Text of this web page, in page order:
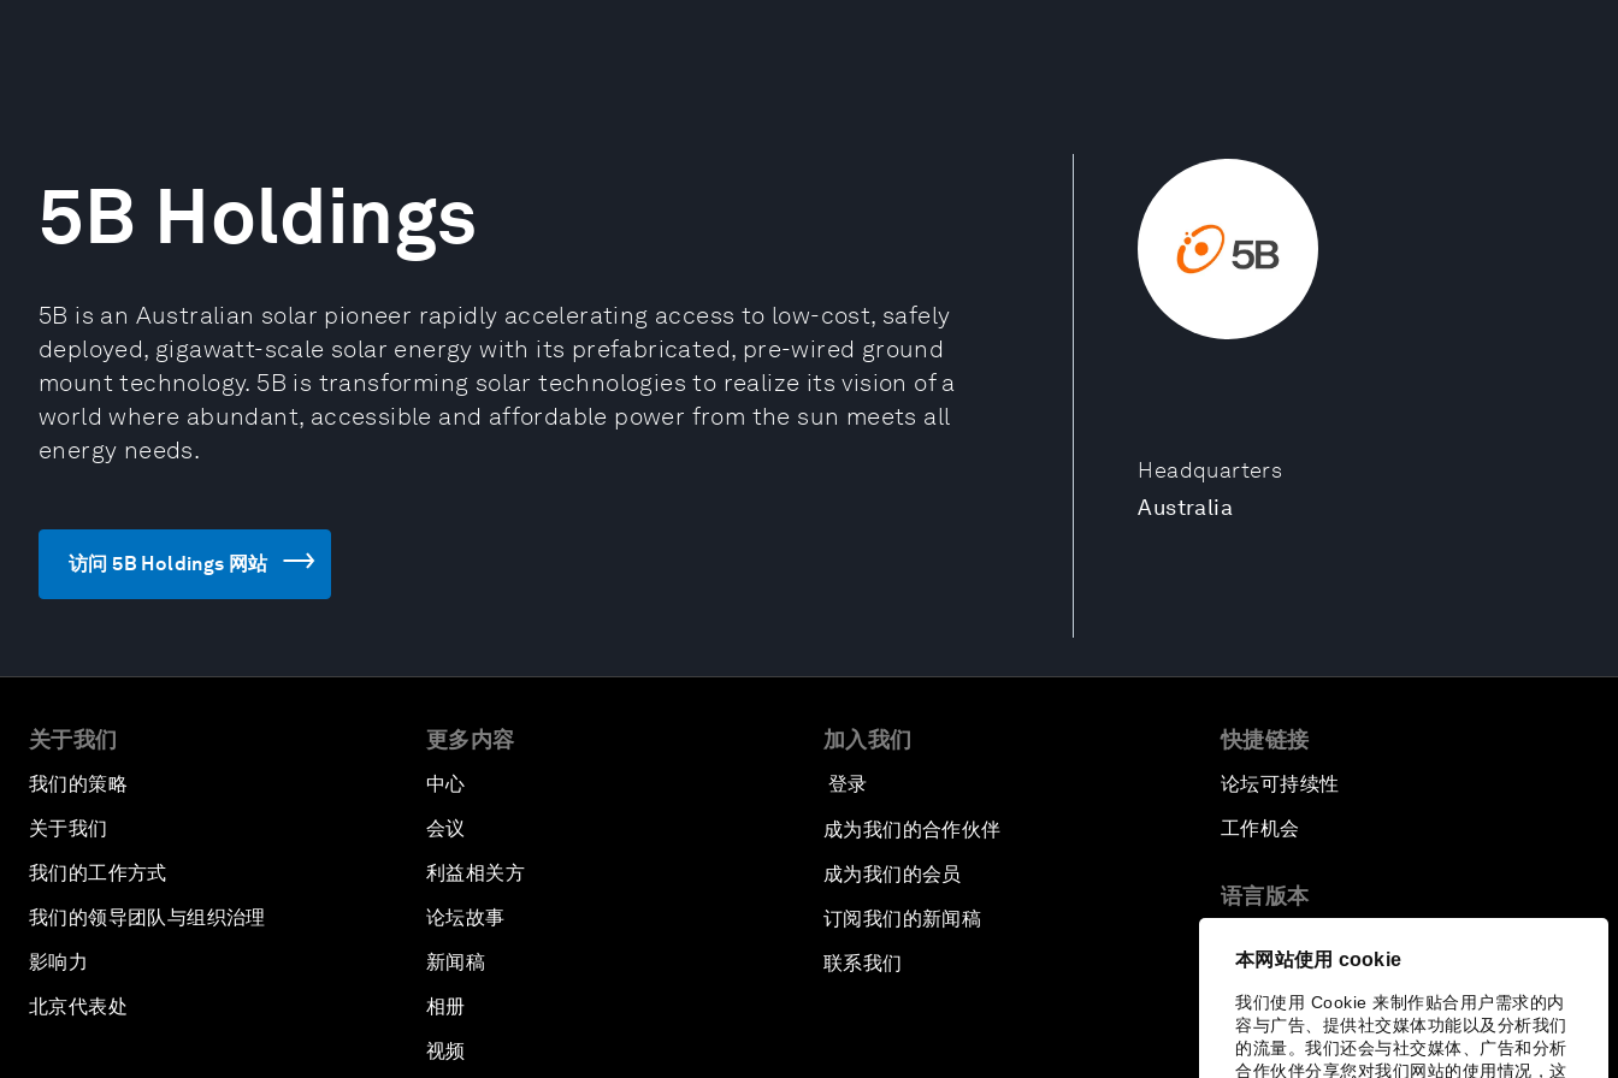
本网站使用 cookie
我们使用 Cookie 来制作贴合用户需求的内
容与广告、提供社交媒体功能以及分析我们
的流量。我们还会与社交媒体、广告和分析
合作伙伴分享您对我们网站的使用情况，这
Headquarters
Australia
5B Holdings
5B is an Australian solar pioneer rapidly accelerating access to low-cost, safely
deployed, gigawatt-scale solar energy with its prefabricated, pre-wired ground
mount technology. 5B is transforming solar technologies to realize its vision of a
world where abundant, accessible and affordable power from the sun meets all
energy needs.
访问 5B Holdings 网站
关于我们
我们的策略
关于我们
我们的工作方式
我们的领导团队与组织治理
影响力
北京代表处
更多内容
中心
会议
利益相关方
论坛故事
新闻稿
相册
视频
加入我们
登录
成为我们的合作伙伴
成为我们的会员
订阅我们的新闻稿
联系我们
快捷链接
论坛可持续性
工作机会
语言版本